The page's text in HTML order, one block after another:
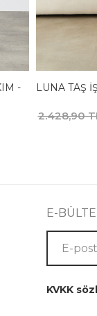
-
LUNA TAŞ
2.428,90
E-
KVKK